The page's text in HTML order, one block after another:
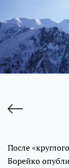
После
Борейко